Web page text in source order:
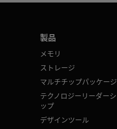
製品
メモリ
ストレージ
マルチチップパッケージ
テクノロジーリーダーシ
ップ
デザインツール